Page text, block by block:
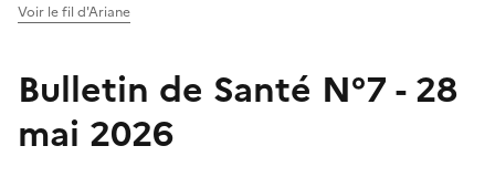
Voir le fil d'Ariane
Bulletin de Santé N°7 - 28
mai 2026